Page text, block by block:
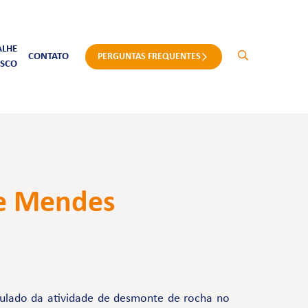
CONTATO PERGUNTAS FREQUENTES
Mendes
da atividade de desmonte de rocha no